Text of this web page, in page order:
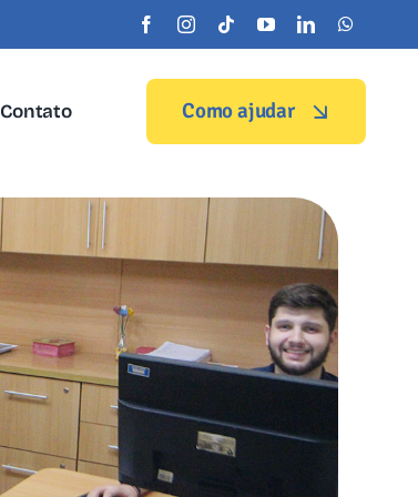
Contato Como ajudar